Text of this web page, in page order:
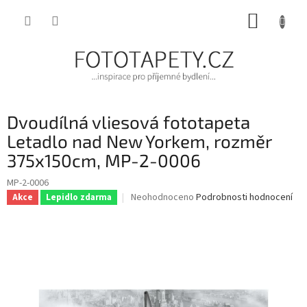
Dvoudílná vliesová fototapeta
Letadlo nad New Yorkem, rozměr
375x150cm, MP-2-0006
MP-2-0006
Akce Lepidlo zdarma
Průměrné
hvězdiček.
Neohodnoceno Podrobnosti hodnocení